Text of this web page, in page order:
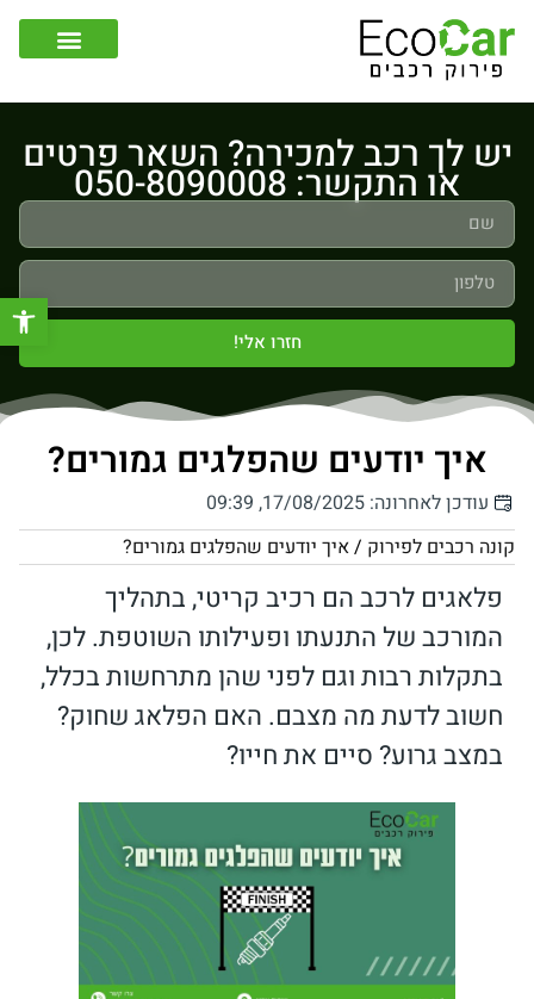
יש לך רכב למכירה? השאר פרטים
או התקשר: 050-8090008
חזרו אלי!
איך יודעים שהפלגים גמורים?
עודכן לאחרונה: 17/08/2025, 09:39
קונה רכבים לפירוק /איך יודעים שהפלגים גמורים?
פלאגים לרכב הם רכיב קריטי, בתהליך
המורכב של התנעתו ופעילותו השוטפת. לכן,
בתקלות רבות וגם לפני שהן מתרחשות בכלל,
חשוב לדעת מה מצבם. האם הפלאג שחוק?
במצב גרוע? סיים את חייו?
פתח